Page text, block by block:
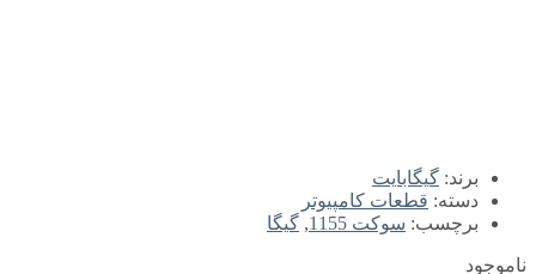
برند: گیگابایت
دسته: قطعات کامپیوتر
برچسب: سوکت 1155 , گیگا
ناموجود